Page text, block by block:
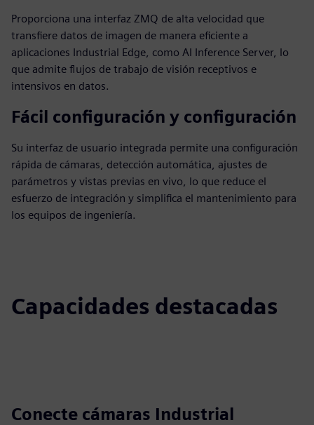
Proporciona una interfaz ZMQ de alta velocidad que
transfiere datos de imagen de manera eficiente a
aplicaciones Industrial Edge, como AI Inference Server, lo
que admite flujos de trabajo de visión receptivos e
intensivos en datos.
Fácil configuración y configuración
Su interfaz de usuario integrada permite una configuración
rápida de cámaras, detección automática, ajustes de
parámetros y vistas previas en vivo, lo que reduce el
esfuerzo de integración y simplifica el mantenimiento para
los equipos de ingeniería.
Capacidades destacadas
Conecte cámaras Industrial